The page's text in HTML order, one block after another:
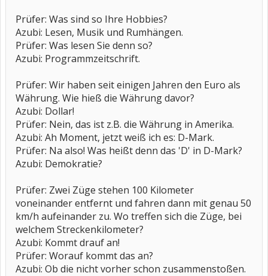
Prüfer: Was sind so Ihre Hobbies?
Azubi: Lesen, Musik und Rumhängen.
Prüfer: Was lesen Sie denn so?
Azubi: Programmzeitschrift.
Prüfer: Wir haben seit einigen Jahren den Euro als
Währung. Wie hieß die Währung davor?
Azubi: Dollar!
Prüfer: Nein, das ist z.B. die Währung in Amerika.
Azubi: Ah Moment, jetzt weiß ich es: D-Mark.
Prüfer: Na also! Was heißt denn das 'D' in D-Mark?
Azubi: Demokratie?
Prüfer: Zwei Züge stehen 100 Kilometer
voneinander entfernt und fahren dann mit genau 50
km/h aufeinander zu. Wo treffen sich die Züge, bei
welchem Streckenkilometer?
Azubi: Kommt drauf an!
Prüfer: Worauf kommt das an?
Azubi: Ob die nicht vorher schon zusammenstoßen.